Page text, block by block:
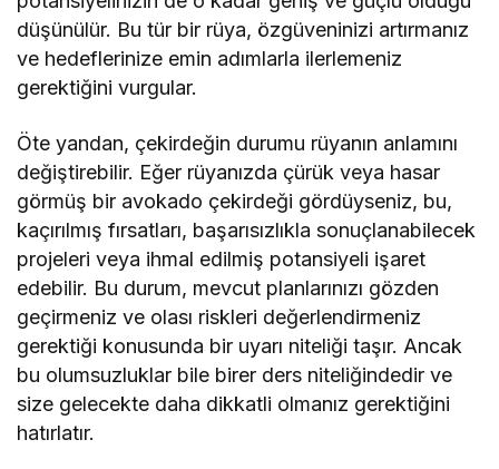
düşünülür. Bu tür bir rüya, özgüveninizi artırmanız
ve hedeflerinize emin adımlarla ilerlemeniz
gerektiğini vurgular.
Öte yandan, çekirdeğin durumu rüyanın anlamını
değiştirebilir. Eğer rüyanızda çürük veya hasar
görmüş bir avokado çekirdeği gördüyseniz, bu,
kaçırılmış fırsatları, başarısızlıkla sonuçlanabilecek
projeleri veya ihmal edilmiş potansiyeli işaret
edebilir. Bu durum, mevcut planlarınızı gözden
geçirmeniz ve olası riskleri değerlendirmeniz
gerektiği konusunda bir uyarı niteliği taşır. Ancak
bu olumsuzluklar bile birer ders niteliğindedir ve
size gelecekte daha dikkatli olmanız gerektiğini
hatırlatır.